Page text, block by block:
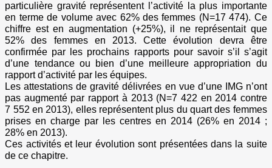
particulière gravité représentent l’activité la plus importante
en terme de volume avec 62% des femmes (N=17 474). Ce
chiffre est en augmentation (+25%), il ne représentait que
52% des femmes en 2013. Cette évolution devra être
confirmée par les prochains rapports pour savoir s’il s’agit
d’une tendance ou bien d’une meilleure appropriation du
rapport d’activité par les équipes.
Les attestations de gravité délivrées en vue d’une IMG n’ont
pas augmenté par rapport à 2013 (N=7 422 en 2014 contre
7 552 en 2013), elles représentent plus du quart des femmes
prises en charge par les centres en 2014 (26% en 2014 ;
28% en 2013).
Ces activités et leur évolution sont présentées dans la suite
de ce chapitre.